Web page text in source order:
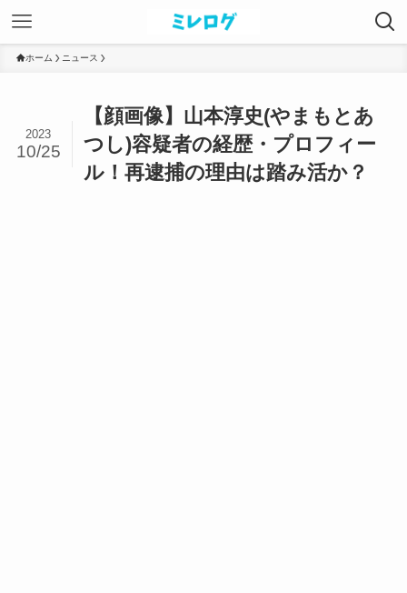
ホーム ニュース
【顔画像】山本淳史(やまもとあ
つし)容疑者の経歴・プロフィー
ル！再逮捕の理由は踏み活か？
2023
10/25